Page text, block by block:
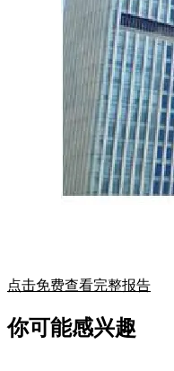
点击免费查看完整报告
你可能感兴趣